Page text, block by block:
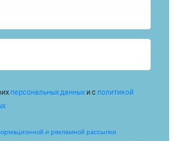
персональных данныхи с политикой
и рекламной рассылки